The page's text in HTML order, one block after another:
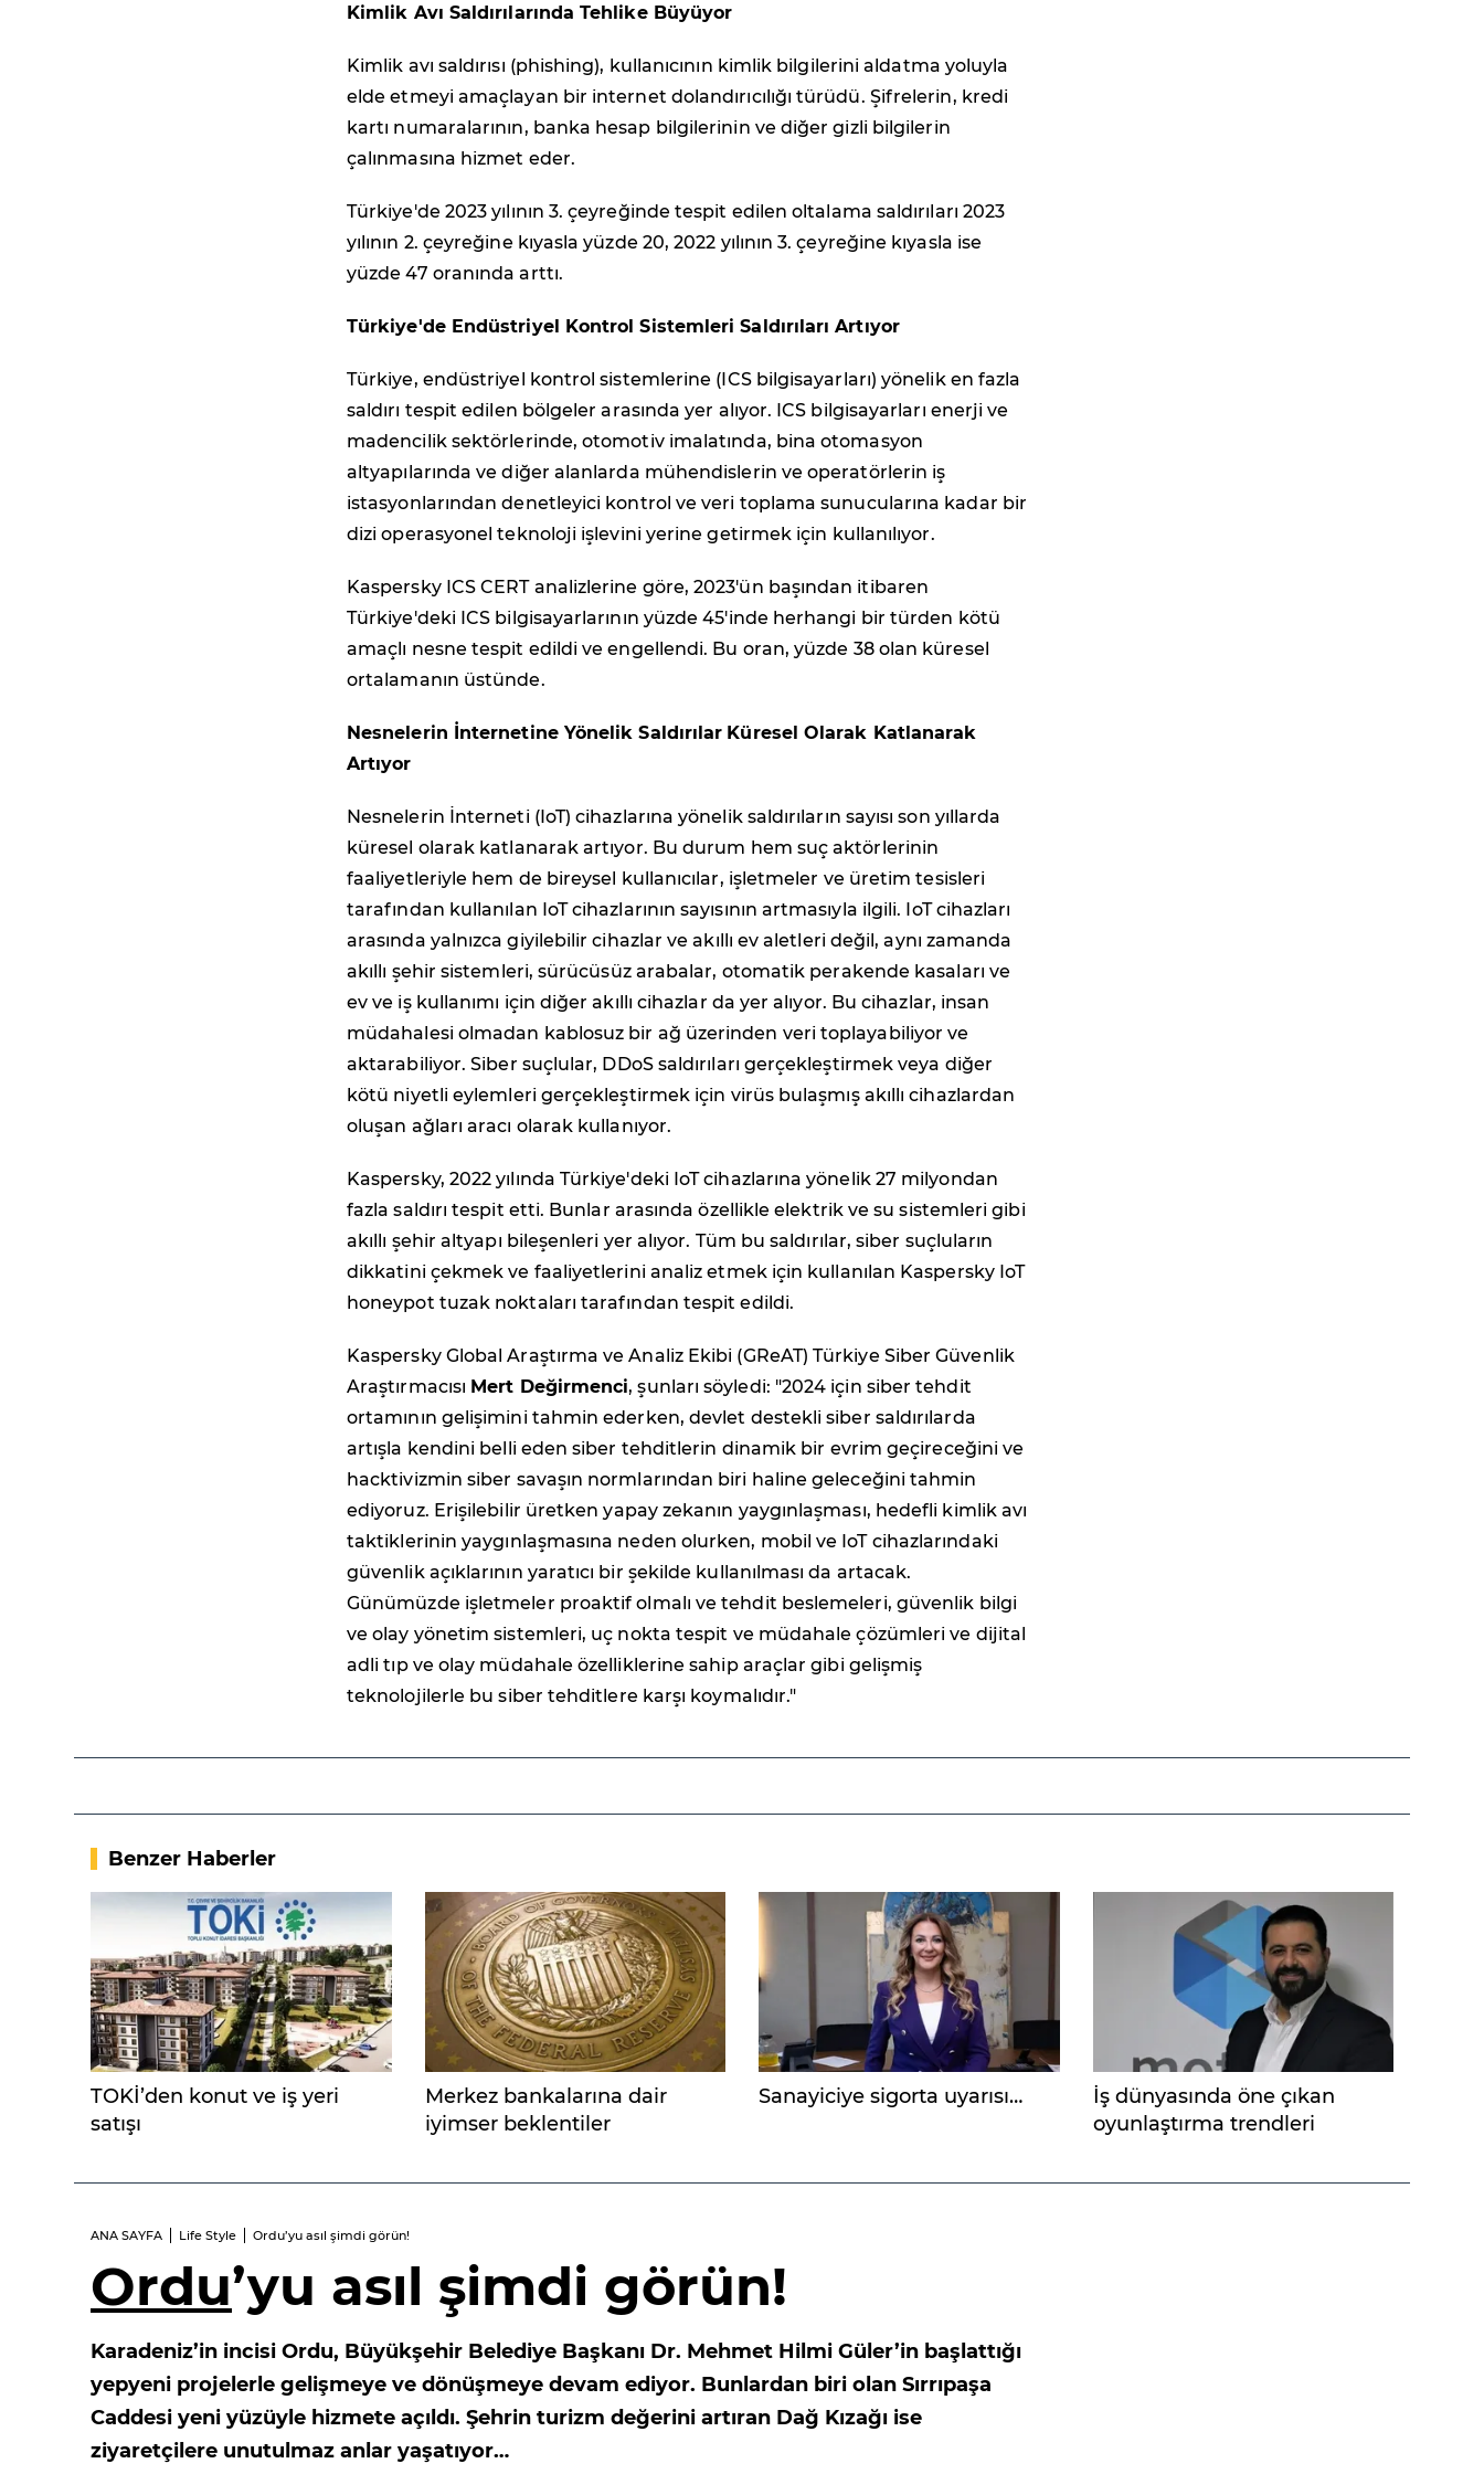
Kimlik Avı Saldırılarında Tehlike Büyüyor
Kimlik avı saldırısı (phishing), kullanıcının kimlik bilgilerini aldatma yoluyla
elde etmeyi amaçlayan bir internet dolandırıcılığı türüdü. Şifrelerin, kredi
kartı numaralarının, banka hesap bilgilerinin ve diğer gizli bilgilerin
çalınmasına hizmet eder.
Türkiye'de 2023 yılının 3. çeyreğinde tespit edilen oltalama saldırıları 2023
yılının 2. çeyreğine kıyasla yüzde 20, 2022 yılının 3. çeyreğine kıyasla ise
yüzde 47 oranında arttı.
Türkiye'de Endüstriyel Kontrol Sistemleri Saldırıları Artıyor
Türkiye, endüstriyel kontrol sistemlerine (ICS bilgisayarları) yönelik en fazla
saldırı tespit edilen bölgeler arasında yer alıyor. ICS bilgisayarları enerji ve
madencilik sektörlerinde, otomotiv imalatında, bina otomasyon
altyapılarında ve diğer alanlarda mühendislerin ve operatörlerin iş
istasyonlarından denetleyici kontrol ve veri toplama sunucularına kadar bir
dizi operasyonel teknoloji işlevini yerine getirmek için kullanılıyor.
Kaspersky ICS CERT analizlerine göre, 2023'ün başından itibaren
Türkiye'deki ICS bilgisayarlarının yüzde 45'inde herhangi bir türden kötü
amaçlı nesne tespit edildi ve engellendi. Bu oran, yüzde 38 olan küresel
ortalamanın üstünde.
Nesnelerin İnternetine Yönelik Saldırılar Küresel Olarak Katlanarak
Artıyor
Nesnelerin İnterneti (IoT) cihazlarına yönelik saldırıların sayısı son yıllarda
küresel olarak katlanarak artıyor. Bu durum hem suç aktörlerinin
faaliyetleriyle hem de bireysel kullanıcılar, işletmeler ve üretim tesisleri
tarafından kullanılan IoT cihazlarının sayısının artmasıyla ilgili. IoT cihazları
arasında yalnızca giyilebilir cihazlar ve akıllı ev aletleri değil, aynı zamanda
akıllı şehir sistemleri, sürücüsüz arabalar, otomatik perakende kasaları ve
ev ve iş kullanımı için diğer akıllı cihazlar da yer alıyor. Bu cihazlar, insan
müdahalesi olmadan kablosuz bir ağ üzerinden veri toplayabiliyor ve
aktarabiliyor. Siber suçlular, DDoS saldırıları gerçekleştirmek veya diğer
kötü niyetli eylemleri gerçekleştirmek için virüs bulaşmış akıllı cihazlardan
oluşan ağları aracı olarak kullanıyor.
Kaspersky, 2022 yılında Türkiye'deki IoT cihazlarına yönelik 27 milyondan
fazla saldırı tespit etti. Bunlar arasında özellikle elektrik ve su sistemleri gibi
akıllı şehir altyapı bileşenleri yer alıyor. Tüm bu saldırılar, siber suçluların
dikkatini çekmek ve faaliyetlerini analiz etmek için kullanılan Kaspersky IoT
honeypot tuzak noktaları tarafından tespit edildi.
Kaspersky Global Araştırma ve Analiz Ekibi (GReAT) Türkiye Siber Güvenlik
Araştırmacısı Mert Değirmenci, şunları söyledi: "2024 için siber tehdit
ortamının gelişimini tahmin ederken, devlet destekli siber saldırılarda
artışla kendini belli eden siber tehditlerin dinamik bir evrim geçireceğini ve
hacktivizmin siber savaşın normlarından biri haline geleceğini tahmin
ediyoruz. Erişilebilir üretken yapay zekanın yaygınlaşması, hedefli kimlik avı
taktiklerinin yaygınlaşmasına neden olurken, mobil ve IoT cihazlarındaki
güvenlik açıklarının yaratıcı bir şekilde kullanılması da artacak.
Günümüzde işletmeler proaktif olmalı ve tehdit beslemeleri, güvenlik bilgi
ve olay yönetim sistemleri, uç nokta tespit ve müdahale çözümleri ve dijital
adli tıp ve olay müdahale özelliklerine sahip araçlar gibi gelişmiş
teknolojilerle bu siber tehditlere karşı koymalıdır."
Benzer Haberler
TOKİ’den konut ve iş yeri
satışı
Merkez bankalarına dair
iyimser beklentiler
Sanayiciye sigorta uyarısı…
İş dünyasında öne çıkan
oyunlaştırma trendleri
ANA SAYFA Life Style Ordu’yu asıl şimdi görün!
Ordu’yu asıl şimdi görün!
Karadeniz’in incisi Ordu, Büyükşehir Belediye Başkanı Dr. Mehmet Hilmi Güler’in başlattığı
yepyeni projelerle gelişmeye ve dönüşmeye devam ediyor. Bunlardan biri olan Sırrıpaşa
Caddesi yeni yüzüyle hizmete açıldı. Şehrin turizm değerini artıran Dağ Kızağı ise
ziyaretçilere unutulmaz anlar yaşatıyor…